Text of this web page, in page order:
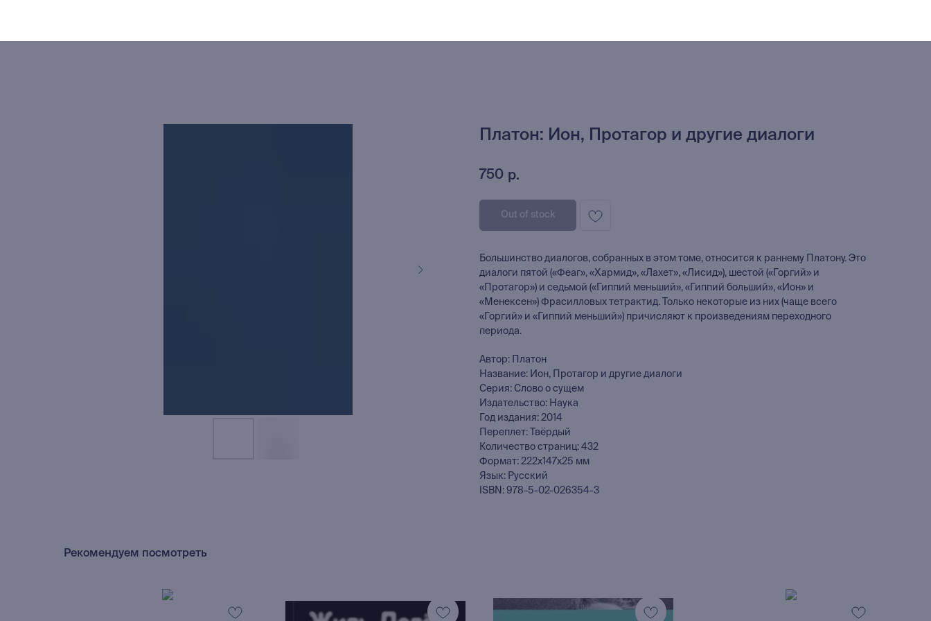
Платон: Ион, Протагор и другие диалоги
750 р.
Out of stock
Большинство диалогов, собранных в этом томе, относится к раннему Платону. Это
диалоги пятой («Феаг», «Хармид», «Лахет», «Лисид»), шестой («Горгий» и
«Протагор») и седьмой («Гиппий меньший», «Гиппий больший», «Ион» и
«Менексен») Фрасилловых тетрактид. Только некоторые из них (чаще всего
«Горгий» и «Гиппий меньший») причисляют к произведениям переходного
периода.
Автор: Платон
Название: Ион, Протагор и другие диалоги
Серия: Слово о сущем
Издательство: Наука
Год издания: 2014
Переплет: Твёрдый
Количество страниц: 432
Формат: 222x147x25 мм
Язык: Русский
ISBN: 978-5-02-026354-3
Рекомендуем посмотреть